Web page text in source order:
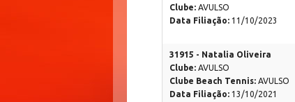
Clube: AVULSO
Data Filiação: 11/10/2023
31915 - Natalia Oliveira
Clube: AVULSO
Clube Beach Tennis: AVULSO
Data Filiação: 13/10/2021